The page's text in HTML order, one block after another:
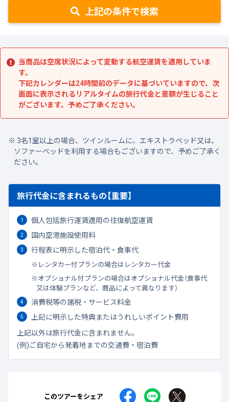
上記の条件で検索
当商品は空席状況によって変動する航空運賃を適用していま
す。
下記カレンダーは24時間前のデータに基づいていますので、次
画面に表示されるリアルタイムの旅行代金と差額が生じること
がございます。予めご了承ください。
3名1室以上の場合、ツインルームに、エキストラベッド又は、
ソファーベッドを利用する場合もございますので、予めご了承く
ださい。
旅行代金に含まれるもの【重要】
個人包括旅行運賃適用の往復航空運賃
国内空港施設使用料
行程表に明示した宿泊代・食事代
レンタカー付プランの場合はレンタカー代金
オプショナル付プランの場合はオプショナル代金（食事代
又は体験プランなど、商品によって異なります）
消費税等の諸税・サービス料金
上記に明示した特典またはうれしいポイント費用
上記以外は旅行代金に含まれません。
(例)ご自宅から発着地までの交通費・宿泊費
このツアーをシェア